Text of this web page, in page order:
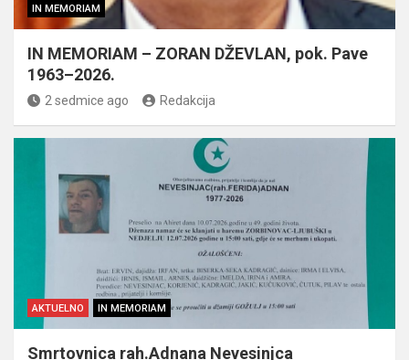
IN MEMORIAM
IN MEMORIAM – ZORAN DŽEVLAN, pok. Pave
1963–2026.
2 sedmice ago Redakcija
AKTUELNO IN MEMORIAM
Smrtovnica rah.Adnana Nevesinjca